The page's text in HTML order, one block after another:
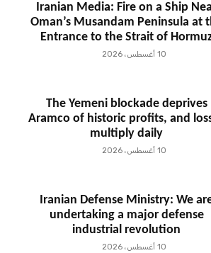
Iranian Media: Fire on a Ship
Oman’s Musandam Peninsula at
Entrance to the Strait of
10 أغسطس، 2026
The Yemeni blockade deprives
Aramco of historic profits, and
multiply daily
10 أغسطس، 2026
Iranian Defense Ministry: We
undertaking a major defense
industrial revolution
10 أغسطس، 2026